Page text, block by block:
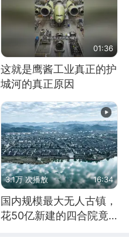
01:36
这就是鹰酱工业真正的护
城河的真正原因
3.1万 次播放 16:34
国内规模最大无人古镇，
花50亿新建的四合院竟